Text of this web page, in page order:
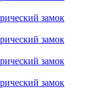
замок
замок
замок
замок